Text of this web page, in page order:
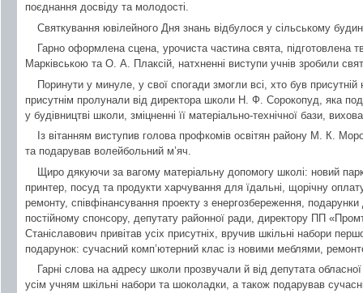
поєднання досвіду та молодості.
Святкування ювілейного Дня знань відбулося у сільському
Гарно оформлена сцена, урочиста частина свята, підготовлена
Марківською та О. А. Плаксій, натхненні виступи учнів зробили
Поринути у минуле, у свої спогади змогли всі, хто був присутній
присутнім пролунали від директора школи Н. Ф. Сорокопуд, яка
у будівництві школи, зміцненні її матеріально-технічної бази,
Із вітанням виступив голова профкомів освітян району М. К.
та подарував волейбольний м’яч.
Щиро дякуючи за вагому матеріальну допомогу школі: новий
принтер, посуд та продукти харчування для їдальні, щорічну
ремонту, співфінансування проекту з енергозбереження,
постійному спонсору, депутату районної ради, директору ПП
Станіславович привітав усіх присутніх, вручив шкільні набори
подарунок: сучасний комп’ютерний клас із новими меблями,
Гарні слова на адресу школи прозвучали й від депутата
усім учням шкільні набори та шоколадки, а також подарував